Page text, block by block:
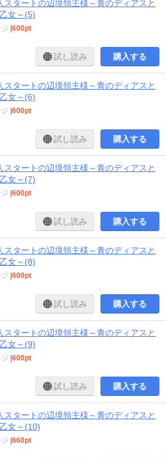
スタートの辺境領主様～青のディアスと
女～(5)
600pt
試し読み 購入する
スタートの辺境領主様～青のディアスと
女～(6)
600pt
試し読み 購入する
スタートの辺境領主様～青のディアスと
女～(7)
600pt
試し読み 購入する
スタートの辺境領主様～青のディアスと
女～(8)
600pt
試し読み 購入する
スタートの辺境領主様～青のディアスと
女～(9)
600pt
試し読み 購入する
スタートの辺境領主様～青のディアスと
女～(10)
660pt